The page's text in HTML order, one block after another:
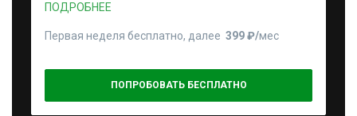
ПОДРОБНЕЕ
Первая неделя бесплатно, далее 399 ₽⁠/⁠мес
ПОПРОБОВАТЬ БЕСПЛАТНО